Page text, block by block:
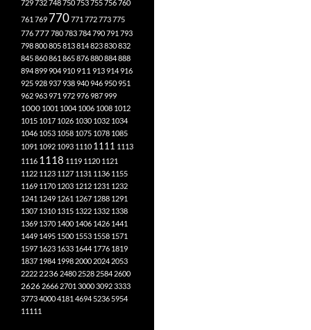
729732748750753755756760
761 769 770771 772773775
776777780783784790791 793
798800805813814823830832
845860861 865876880884888
894899904910 911 913914916
925928937938940946950951
962963971 972976987999
1000 1001 1004 1006 1008 1012
1015 1017 1026 1030 1032 1034
1046 1053 1058 1075 1078 1085
1091 1092 1093 1110 1111 1113
1116 1118 1119 1120 1121
1122 1123 1127 1131 1136 1155
1169 1170 1203 1212 1231 1232
1241 1249 1261 1267 1288 1291
1307 1310 1315 1322 1332 1338
1369 1370 1400 1406 1426 1441
1449 1495 1500 1553 1558 1571
1597 1623 1633 1644 1776 1819
1837 1984 1998 2000 2024 2053
2222 2236 2480 2528 2584 2600
2626 2666 2701 300030923333
377340004181 4694 5236 5954
11111